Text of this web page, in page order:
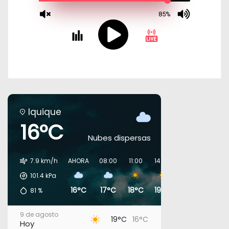
Iquique
16°C Nubes dispersas
7.9 km/h
101.4kPa
81 %
AHORA
16°C
08:00
17°C
11:00
18°C
14:00
19°C
9 de agosto
Hoy 19°C 16°C